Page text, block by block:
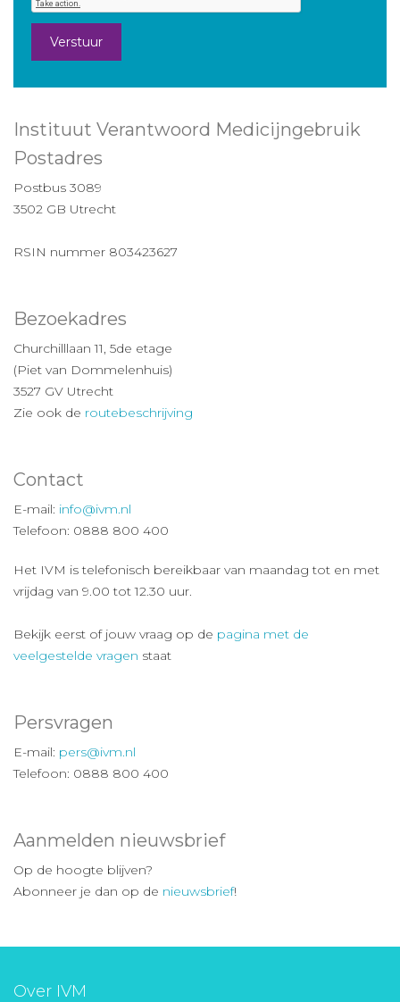
Verstuur
Instituut Verantwoord Medicijngebruik
Postadres
Postbus 3089
3502 GB Utrecht
RSIN nummer 803423627
Bezoekadres
Churchilllaan 11, 5de etage
(Piet van Dommelenhuis)
3527 GV Utrecht
Zie ook de routebeschrijving
Contact
E-mail: info@ivm.nl
Telefoon: 0888 800 400
Het IVM is telefonisch bereikbaar van maandag tot en met
vrijdag van 9.00 tot 12.30 uur.
Bekijk eerst of jouw vraag op de pagina met de
veelgestelde vragen staat
Persvragen
E-mail: pers@ivm.nl
Telefoon: 0888 800 400
Aanmelden nieuwsbrief
Op de hoogte blijven?
Abonneer je dan op de nieuwsbrief!
Over IVM